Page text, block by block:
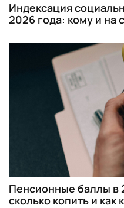
Индексация
2026 года: кому и на
Пенсионные баллы в
сколько копить и как